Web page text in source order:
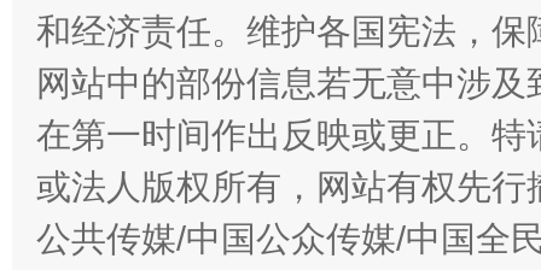
“刷贴”乱象丛生
生
和经济责任。维护各国宪法，
网站中的部份信息若无意中涉
在第一时间作出反映或更正。
或法人版权所有，网站有权先
公共传媒/中国公众传媒/中国全